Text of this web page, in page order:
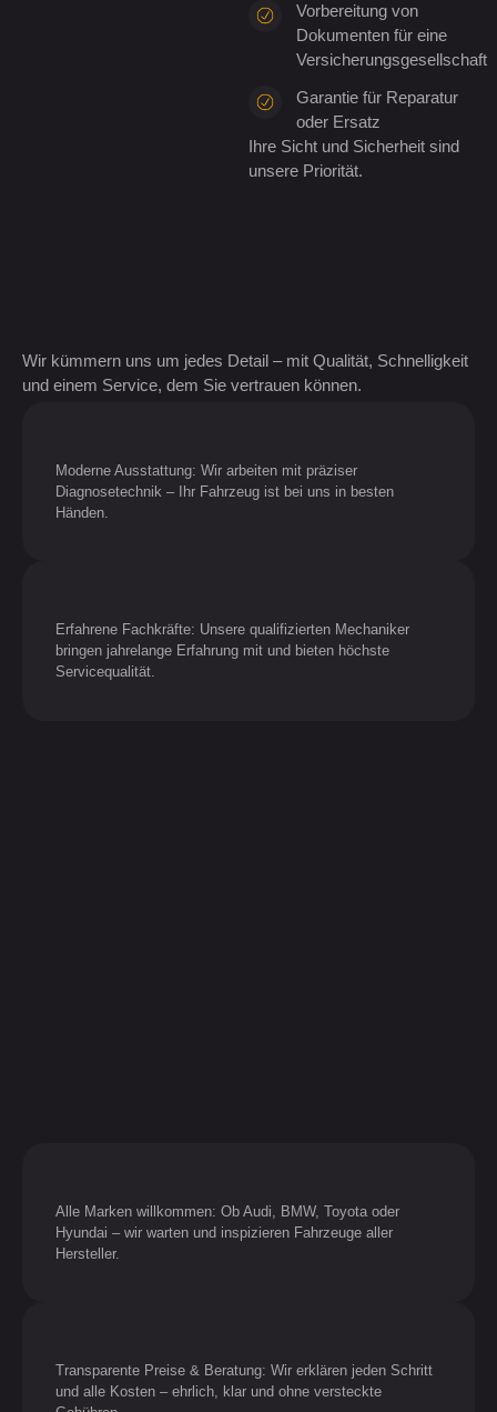
Vorbereitung von
Dokumenten für eine
Versicherungsgesellschaft
Garantie für Reparatur
oder Ersatz
Ihre Sicht und Sicherheit sind
unsere Priorität.
Wir kümmern uns um jedes Detail – mit Qualität, Schnelligkeit
und einem Service, dem Sie vertrauen können.
Moderne Ausstattung: Wir arbeiten mit präziser
Diagnosetechnik – Ihr Fahrzeug ist bei uns in besten
Händen.
Erfahrene Fachkräfte: Unsere qualifizierten Mechaniker
bringen jahrelange Erfahrung mit und bieten höchste
Servicequalität.
Alle Marken willkommen: Ob Audi, BMW, Toyota oder
Hyundai – wir warten und inspizieren Fahrzeuge aller
Hersteller.
Transparente Preise & Beratung: Wir erklären jeden Schritt
und alle Kosten – ehrlich, klar und ohne versteckte